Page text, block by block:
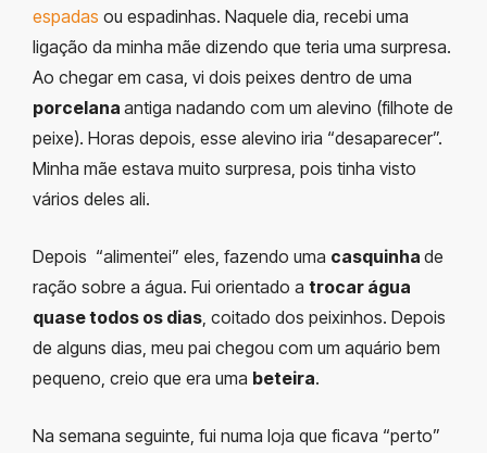
espadas ou espadinhas. Naquele dia, recebi uma
ligação da minha mãe dizendo que teria uma surpresa.
Ao chegar em casa, vi dois peixes dentro de uma
porcelana antiga nadando com um alevino (filhote de
peixe). Horas depois, esse alevino iria “desaparecer”.
Minha mãe estava muito surpresa, pois tinha visto
vários deles ali.
Depois “alimentei” eles, fazendo uma casquinha de
ração sobre a água. Fui orientado a trocar água
quase todos os dias , coitado dos peixinhos. Depois
de alguns dias, meu pai chegou com um aquário bem
pequeno, creio que era uma beteira.
Na semana seguinte, fui numa loja que ficava “perto”